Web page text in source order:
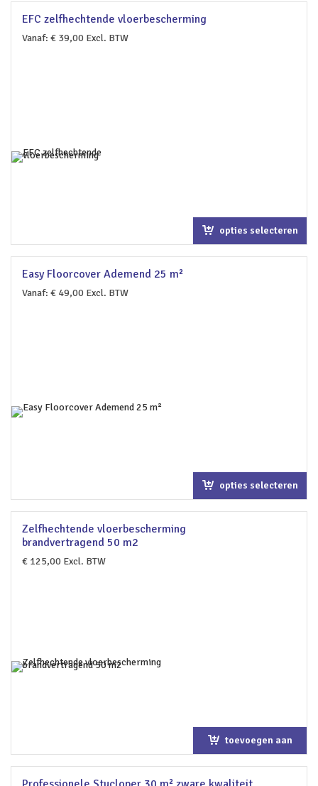
winkelwagen
EFC zelfhechtende vloerbescherming
Vanaf: € 39,00 Excl. BTW
opties selecteren
Easy Floorcover Ademend 25 m²
Vanaf: € 49,00 Excl. BTW
opties selecteren
Zelfhechtende vloerbescherming
brandvertragend 50 m2
€ 125,00 Excl. BTW
toevoegen aan
winkelwagen